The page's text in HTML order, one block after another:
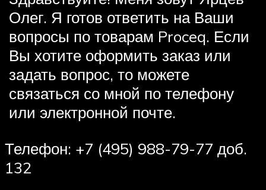
Олег. Я готов ответить на Ваши
вопросы по товарам Proceq. Если
Вы хотите оформить заказ или
задать вопрос, то можете
связаться со мной по телефону
или электронной почте.
Телефон: +7 (495) 988-79-77 доб.
132